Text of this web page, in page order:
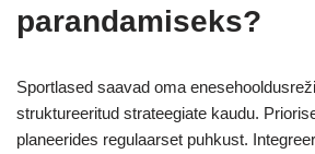
parandamiseks?
Sportlased saavad oma
struktureeritud strateegiate kaudu.
planeerides regulaarset puhkust.